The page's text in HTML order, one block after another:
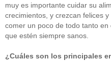
muy es importante cuidar su
crecimientos, y crezcan felices
comer un poco de todo tanto
que estén siempre sanos.
¿Cuáles son los principales